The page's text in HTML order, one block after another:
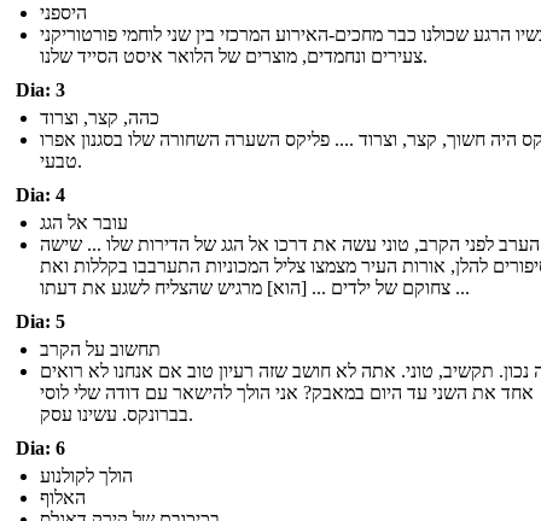
היספני
הרגע שכולנו כבר מחכים-האירוע המרכזי בין שני לוחמי פורטוריקני
צעירים ונחמדים, מוצרים של הלואר איסט הסייד שלנו.
Dia: 3
כהה, קצר, וצרוד
היה חשוך, קצר, וצרוד .... פליקס השערה השחורה שלו בסגנון אפרו
טבעי.
Dia: 4
עובר אל הגג
הערב לפני הקרב, טוני עשה את דרכו אל הגג של הדירות שלו ... שישה
להלן, אורות העיר מצמצו צליל המכוניות התערבבו בקללות ואת
צחוקם של ילדים ... [הוא] מרגיש שהצליח לשגע את דעתו ...
Dia: 5
תחשוב על הקרב
נכון. תקשיב, טוני. אתה לא חושב שזה רעיון טוב אם אנחנו לא רואים
אחד את השני עד היום במאבק? אני הולך להישאר עם דודה שלי לוסי
בברונקס. עשינו עסק.
Dia: 6
הולך לקולנוע
האלוף